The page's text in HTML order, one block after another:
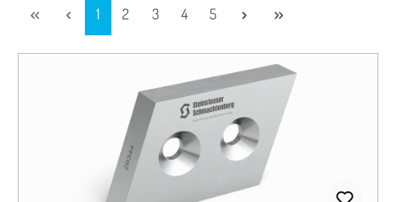
1 2 3 4 5